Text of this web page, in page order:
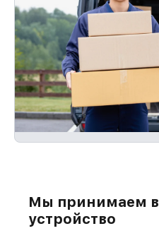
Мы принимаем
устройство